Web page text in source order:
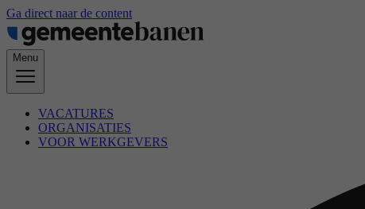
Ga direct naar de content
Menu
VACATURES
ORGANISATIES
VOOR WERKGEVERS